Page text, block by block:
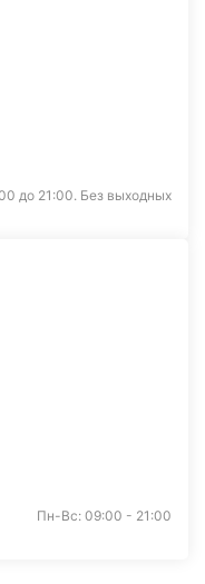
до 21:00. Без выходных
Пн-Вс: 09:00 - 21:00